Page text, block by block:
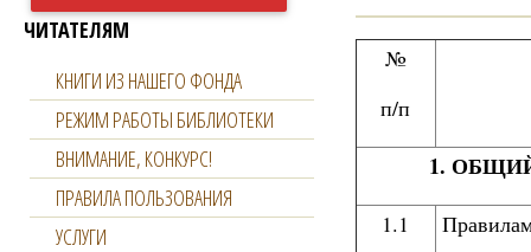
№
п/п
1.
1.1
ЧИТАТЕЛЯМ
КНИГИ ИЗ НАШЕГО ФОНДА
РЕЖИМ РАБОТЫ БИБЛИОТЕКИ
ВНИМАНИЕ, КОНКУРС!
ПРАВИЛА ПОЛЬЗОВАНИЯ
УСЛУГИ